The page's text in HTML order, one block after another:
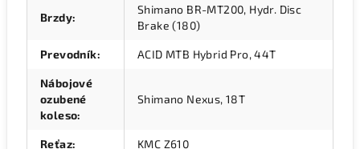
Brzdy:
Shimano BR-MT200, Hydr. Disc
Brake (180)
Prevodník: ACID MTB Hybrid Pro, 44T
Nábojové
ozubené
koleso:
Shimano Nexus, 18T
Reťaz: KMC Z610